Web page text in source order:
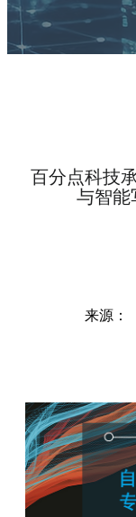
百分点科技
与智能
来源：